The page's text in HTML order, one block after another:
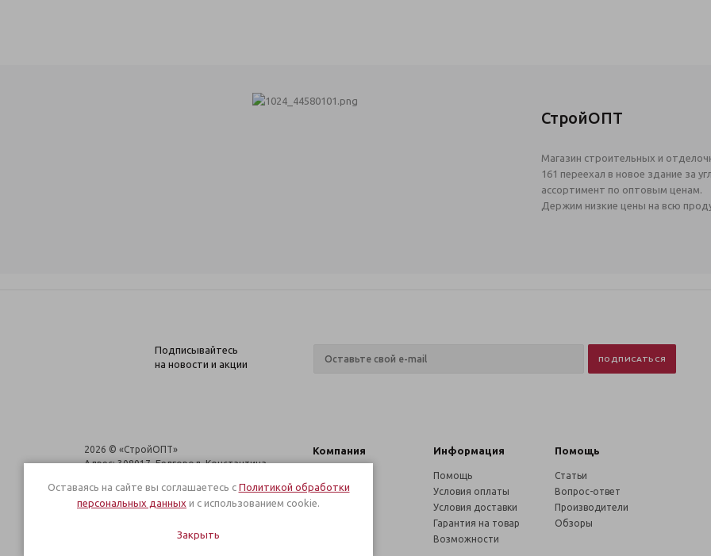
СтройОПТ
Магазин строительных и
161 переехал в новое здание за
ассортимент по оптовым ценам.
Держим низкие цены на всю
Подписывайтесь
на новости и акции
2026 © «CтройОПТ»
Адрес: 308017, Белгород, Константина
Компания Информация Помощь
Новости
Сотрудники
Помощь
Условия оплаты
Условия доставки
Гарантия на товар
Возможности
Статьи
Вопрос-ответ
Производители
Обзоры
Оставаясь на сайте вы соглашаетесь с Политикой обработки
персональных данных и с использованием cookie.
Закрыть